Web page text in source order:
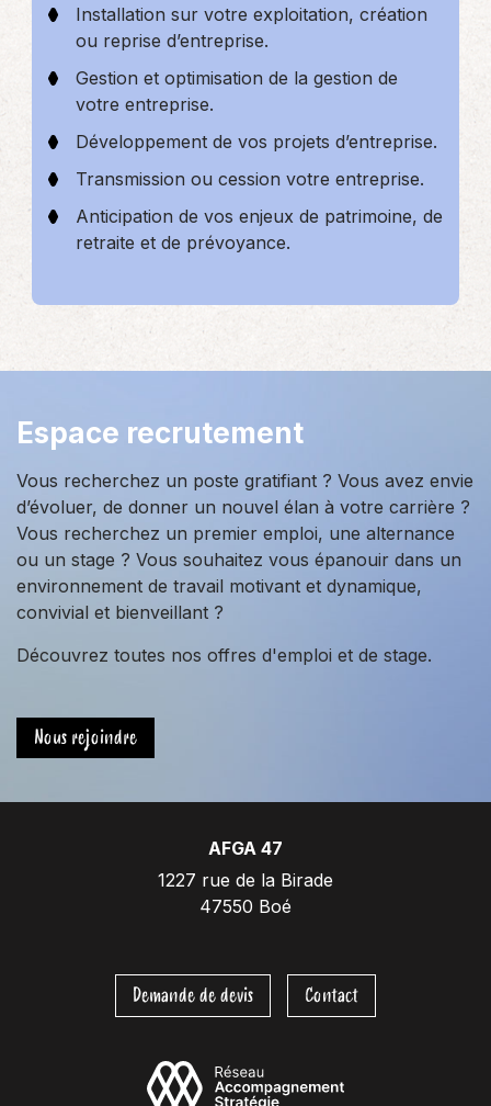
Installation sur votre exploitation, création
ou reprise d’entreprise.
Gestion et optimisation de la gestion de
votre entreprise.
Développement de vos projets d’entreprise.
Transmission ou cession votre entreprise.
Anticipation de vos enjeux de patrimoine, de
retraite et de prévoyance.
Espace recrutement
Vous recherchez un poste gratifiant ? Vous avez envie
d’évoluer, de donner un nouvel élan à votre carrière ?
Vous recherchez un premier emploi, une alternance
ou un stage ? Vous souhaitez vous épanouir dans un
environnement de travail motivant et dynamique,
convivial et bienveillant ?
Découvrez toutes nos offres d'emploi et de stage.
Nous rejoindre
AFGA 47
1227 rue de la Birade
47550 Boé
Demande de devis Contact